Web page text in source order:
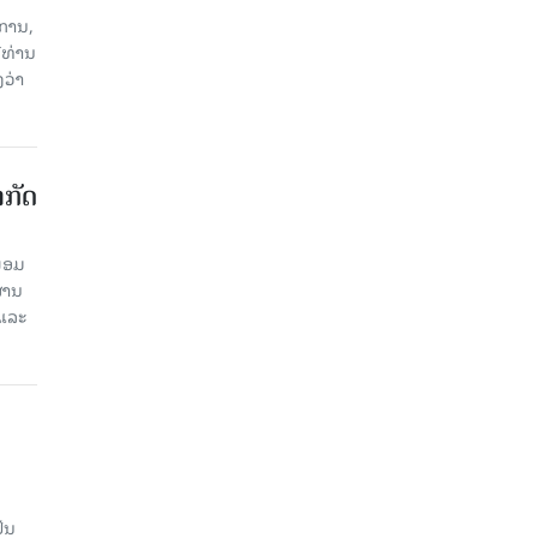
ານ,
ານ
າ
ດ
ມ
ນ​
ລະ